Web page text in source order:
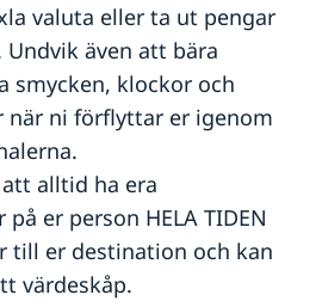
valuta eller ta ut pengar
även att bära
smycken, klockor och
när ni förflyttar er igenom
alltid ha era
er person HELA TIDEN
till er destination och kan
värdeskåp.